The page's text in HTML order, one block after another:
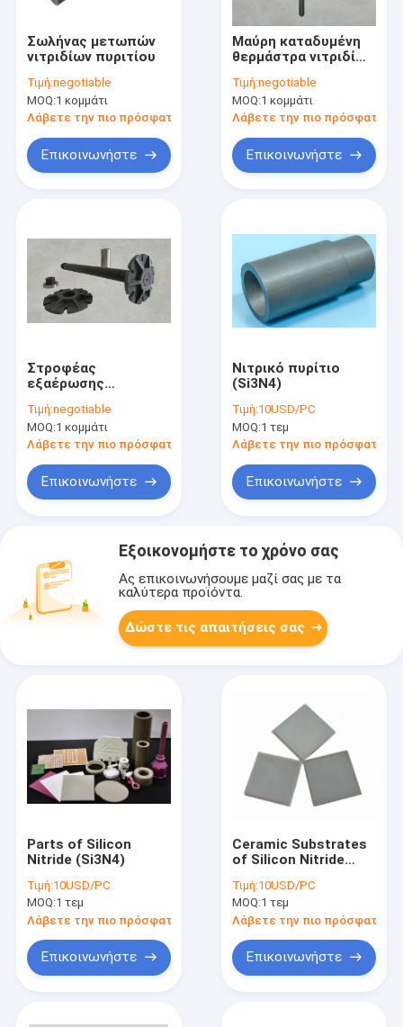
Σωλήνας μετωπών
νιτριδίων πυριτίου
Τιμή:negotiable
MOQ:1 κομμάτι
Λάβετε την πιο πρόσφατη τιμή
Επικοινωνήστε
Μαύρη καταδυμένη
θερμάστρα νιτριδίων
Τιμή:negotiable
MOQ:1 κομμάτι
Λάβετε την πιο πρόσφατη
Επικοινωνήστε
Στροφέας
εξαέρωσης
CE
Τιμή:negotiable
MOQ:1 κομμάτι
Λάβετε την πιο πρόσφατη τιμή
Επικοινωνήστε
Νιτρικό πυρίτιο
(Si3N4)
Τιμή:10USD/PC
MOQ:1 τεμ
Λάβετε την πιο πρόσφατη
Επικοινωνήστε
Εξοικονομήστε το χρόνο σας
Ας επικοινωνήσουμε μαζί σας με τα
καλύτερα προϊόντα.
Δώστε τις απαιτήσεις σας
Parts of Silicon
Nitride (Si3N4)
Τιμή:10USD/PC
MOQ:1 τεμ
Λάβετε την πιο πρόσφατη τιμή
Επικοινωνήστε
Ceramic Substrates
of Silicon Nitride
Τιμή:10USD/PC
MOQ:1 τεμ
Λάβετε την πιο πρόσφατη
Επικοινωνήστε